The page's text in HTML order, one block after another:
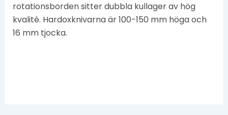
rotationsborden sitter dubbla kullager av hög
kvalité. Hardoxknivarna är 100-150 mm höga och
16 mm tjocka.